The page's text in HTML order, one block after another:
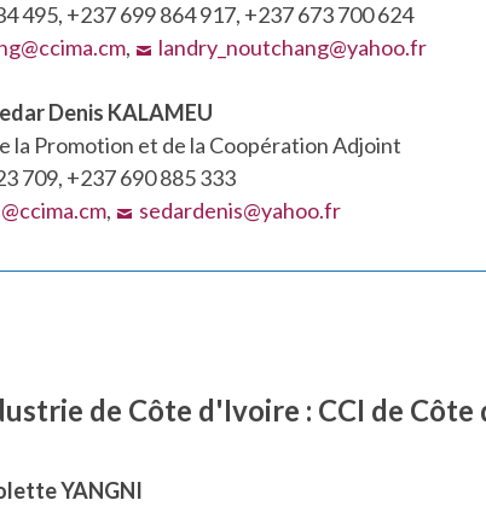
495, +237 699 864 917, +237 673 700 624
, landry_noutchang@yahoo.fr
Denis KALAMEU
la Promotion et de la Coopération Adjoint
709, +237 690 885 333
, sedardenis@yahoo.fr
de Côte d'Ivoire : CCI de
YANGNI